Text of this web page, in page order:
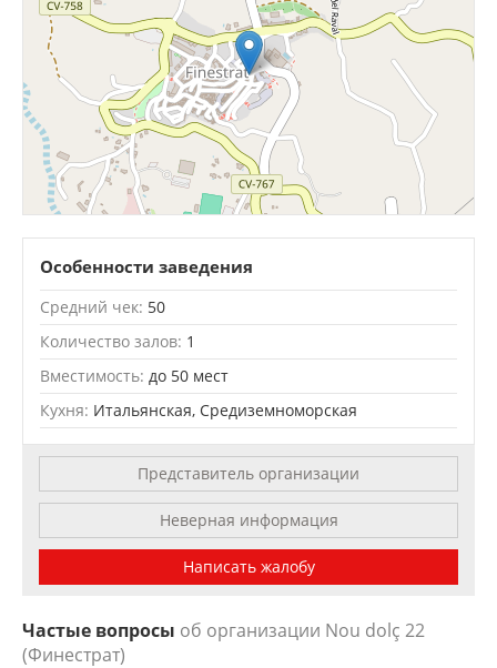
Особенности заведения
Средний чек: 50
Количество залов: 1
Вместимость: до 50 мест
Кухня: Итальянская, Средиземноморская
Представитель организации
Неверная информация
Написать жалобу
Частые вопросы об организации Nou dolç 22
(Финестрат)